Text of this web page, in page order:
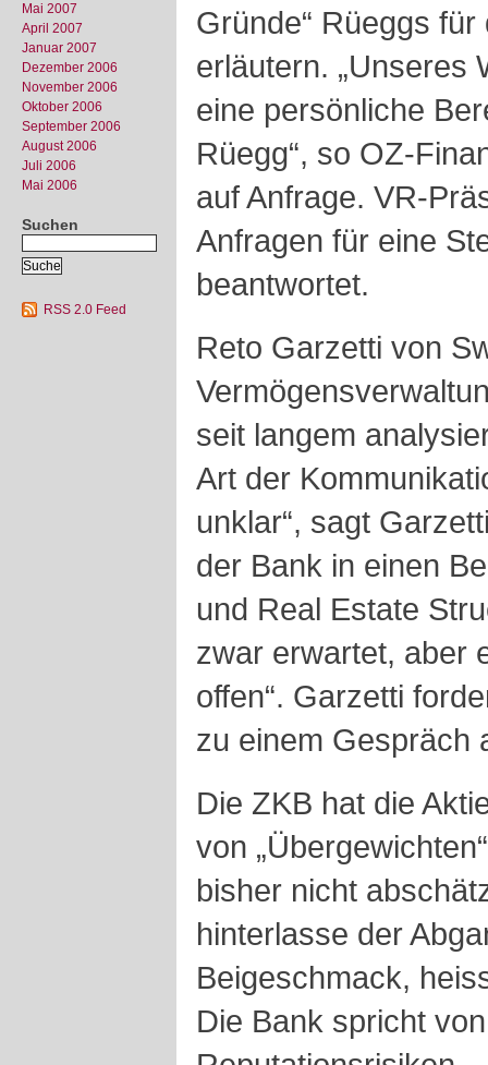
Mai 2007
April 2007
Januar 2007
Dezember 2006
November 2006
Oktober 2006
September 2006
August 2006
Juli 2006
Mai 2006
Suchen
RSS 2.0 Feed
Gründe“ Rüeggs
erläutern. „Unseres
eine persönliche
Rüegg“, so OZ-
auf Anfrage. VR-
Anfragen für eine
beantwortet.
Reto Garzetti von
seit langem
Art der
unklar“, sagt
der Bank in einen
und Real Estate
zwar erwartet, aber
offen“. Garzetti
zu einem Gespräch
Die ZKB hat die
von
bisher nicht
hinterlasse der
Beigeschmack,
Die Bank spricht